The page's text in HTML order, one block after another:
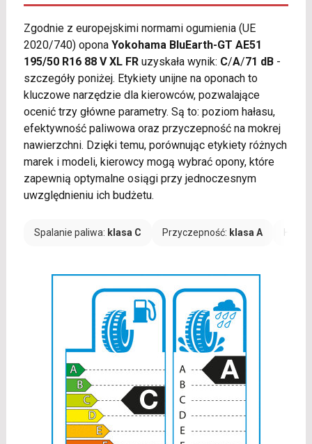
Zgodnie z europejskimi normami ogumienia (UE
2020/740) opona Yokohama BluEarth-GT AE51
195/50 R16 88 V XL FRuzyskała wynik: C/A/71 dB-
szczegóły poniżej. Etykiety unijne na oponach to
kluczowe narzędzie dla kierowców, pozwalające
ocenić trzy główne parametry. Są to: poziom hałasu,
efektywność paliwowa oraz przyczepność na mokrej
nawierzchni. Dzięki temu, porównując etykiety różnych
marek i modeli, kierowcy mogą wybrać opony, które
zapewnią optymalne osiągi przy jednoczesnym
uwzględnieniu ich budżetu.
Spalanie paliwa: klasa C Przyczepność: klasa A